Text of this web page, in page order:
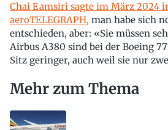
Chai Eamsiri sagte im März 2024
aeroTELEGRAPH, man habe sich
entschieden, aber: «Sie müssen
Airbus A380 sind bei der Boeing
Sitz geringer, auch weil sie nur
Mehr zum Thema